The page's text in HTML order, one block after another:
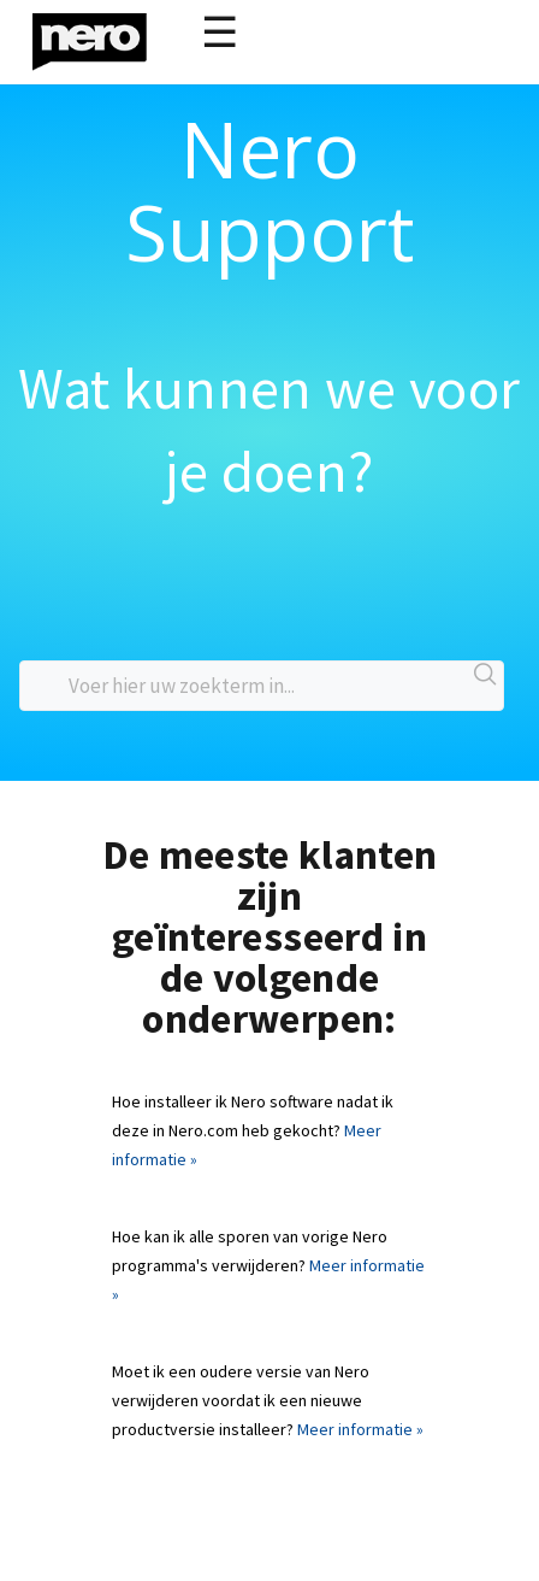
☰
Nero
Support
Wat kunnen we voor
je doen?
De meeste klanten
zijn
geïnteresseerd in
de volgende
onderwerpen:
Hoe installeer ik Nero software nadat ik
deze in Nero.com heb gekocht? Meer
informatie »
Hoe kan ik alle sporen van vorige Nero
programma's verwijderen? Meer informatie
»
Moet ik een oudere versie van Nero
verwijderen voordat ik een nieuwe
productversie installeer? Meer informatie »